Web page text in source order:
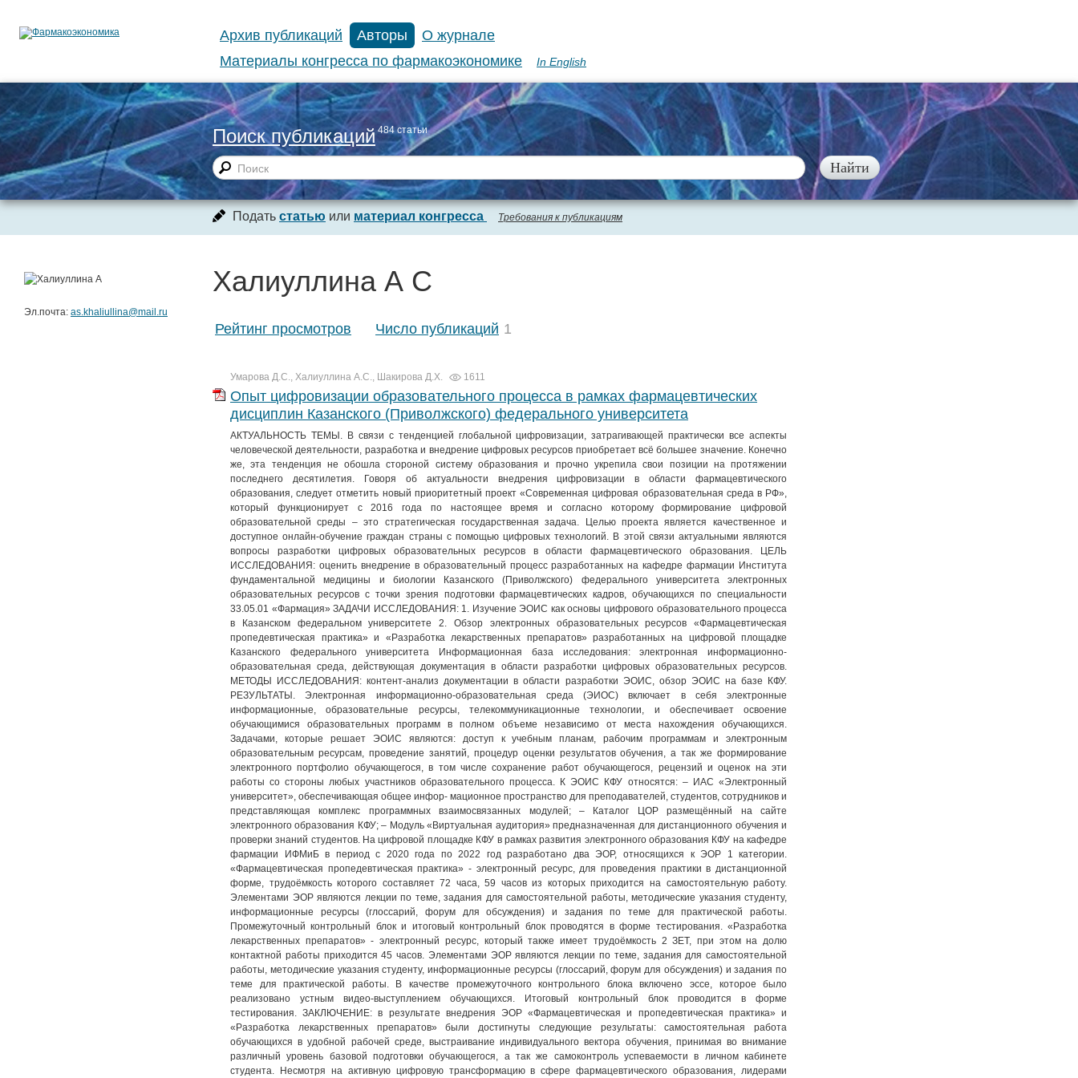
Архив публикаций Авторы
О журнале
Материалы конгресса по фармакоэкономике
In English
Поиск публикаций 484 статьи
Подать статью или материал конгресса Требования к публикациям
Халиуллина А С
Рейтинг просмотров Число публикаций 1
Умарова Д.С., Халиуллина А.С., Шакирова Д.Х. 1611
Опыт цифровизации образовательного процесса в рамках фармацевтических
дисциплин Казанского (Приволжского) федерального университета
АКТУАЛЬНОСТЬ ТЕМЫ. В связи с тенденцией глобальной цифровизации, затрагивающей практически все аспекты
человеческой деятельности, разработка и внедрение цифровых ресурсов приобретает всё большее значение. Конечно
же, эта тенденция не обошла стороной систему образования и прочно укрепила свои позиции на протяжении
последнего десятилетия. Говоря об актуальности внедрения цифровизации в области фармацевтического
образования, следует отметить новый приоритетный проект «Современная цифровая образовательная среда в РФ»,
который функционирует с 2016 года по настоящее время и согласно которому формирование цифровой
образовательной среды – это стратегическая государственная задача. Целью проекта является качественное и
доступное онлайн-обучение граждан страны с помощью цифровых технологий. В этой связи актуальными являются
вопросы разработки цифровых образовательных ресурсов в области фармацевтического образования. ЦЕЛЬ
ИССЛЕДОВАНИЯ: оценить внедрение в образовательный процесс разработанных на кафедре фармации Института
фундаментальной медицины и биологии Казанского (Приволжского) федерального университета электронных
образовательных ресурсов с точки зрения подготовки фармацевтических кадров, обучающихся по специальности
33.05.01 «Фармация» ЗАДАЧИ ИССЛЕДОВАНИЯ: 1. Изучение ЭОИС как основы цифрового образовательного процесса
в Казанском федеральном университете 2. Обзор электронных образовательных ресурсов «Фармацевтическая
пропедевтическая практика» и «Разработка лекарственных препаратов» разработанных на цифровой площадке
Казанского федерального университета Информационная база исследования: электронная информационно-
образовательная среда, действующая документация в области разработки цифровых образовательных ресурсов.
МЕТОДЫ ИССЛЕДОВАНИЯ: контент-анализ документации в области разработки ЭОИС, обзор ЭОИС на базе КФУ.
РЕЗУЛЬТАТЫ. Электронная информационно-образовательная среда (ЭИОС) включает в себя электронные
информационные, образовательные ресурсы, телекоммуникационные технологии, и обеспечивает освоение
обучающимися образовательных программ в полном объеме независимо от места нахождения обучающихся.
Задачами, которые решает ЭОИС являются: доступ к учебным планам, рабочим программам и электронным
образовательным ресурсам, проведение занятий, процедур оценки результатов обучения, а так же формирование
электронного портфолио обучающегося, в том числе сохранение работ обучающегося, рецензий и оценок на эти
работы со стороны любых участников образовательного процесса. К ЭОИС КФУ относятся: – ИАС «Электронный
университет», обеспечивающая общее инфор- мационное пространство для преподавателей, студентов, сотрудников и
представляющая комплекс программных взаимосвязанных модулей; – Каталог ЦОР размещённый на сайте
электронного образования КФУ; – Модуль «Виртуальная аудитория» предназначенная для дистанционного обучения и
проверки знаний студентов. На цифровой площадке КФУ в рамках развития электронного образования КФУ на кафедре
фармации ИФМиБ в период с 2020 года по 2022 год разработано два ЭОР, относящихся к ЭОР 1 категории.
«Фармацевтическая пропедевтическая практика» - электронный ресурс, для проведения практики в дистанционной
форме, трудоёмкость которого составляет 72 часа, 59 часов из которых приходится на самостоятельную работу.
Элементами ЭОР являются лекции по теме, задания для самостоятельной работы, методические указания студенту,
информационные ресурсы (глоссарий, форум для обсуждения) и задания по теме для практической работы.
Промежуточный контрольный блок и итоговый контрольный блок проводятся в форме тестирования. «Разработка
лекарственных препаратов» - электронный ресурс, который также имеет трудоёмкость 2 ЗЕТ, при этом на долю
контактной работы приходится 45 часов. Элементами ЭОР являются лекции по теме, задания для самостоятельной
работы, методические указания студенту, информационные ресурсы (глоссарий, форум для обсуждения) и задания по
теме для практической работы. В качестве промежуточного контрольного блока включено эссе, которое было
реализовано устным видео-выступлением обучающихся. Итоговый контрольный блок проводится в форме
тестирования. ЗАКЛЮЧЕНИЕ: в результате внедрения ЭОР «Фармацевтическая и пропедевтическая практика» и
«Разработка лекарственных препаратов» были достигнуты следующие результаты: самостоятельная работа
обучающихся в удобной рабочей среде, выстраивание индивидуального вектора обучения, принимая во внимание
различный уровень базовой подготовки обучающегося, а так же самоконтроль успеваемости в личном кабинете
студента. Несмотря на активную цифровую трансформацию в сфере фармацевтического образования, лидерами
Эл.почта: as.khaliullina@mail.ru